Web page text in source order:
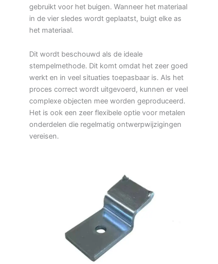
gebruikt voor het buigen. Wanneer het materiaal
in de vier sledes wordt geplaatst, buigt elke as
het materiaal.
Dit wordt beschouwd als de ideale
stempelmethode. Dit komt omdat het zeer goed
werkt en in veel situaties toepasbaar is. Als het
proces correct wordt uitgevoerd, kunnen er veel
complexe objecten mee worden geproduceerd.
Het is ook een zeer flexibele optie voor metalen
onderdelen die regelmatig ontwerpwijzigingen
vereisen.